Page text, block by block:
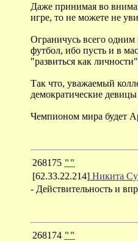
Даже принимая во
игре, то не можете не
Ограничусь всего
футбол, ибо пусть и в
"развиться как
Так что, уважаемый
демократические
Чемпионом мира будет
268175 ""
[62.33.22.214] Никита
- Действительность и
268174 ""